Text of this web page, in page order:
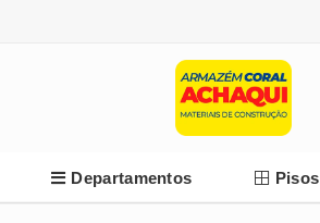
Departamentos Pisos